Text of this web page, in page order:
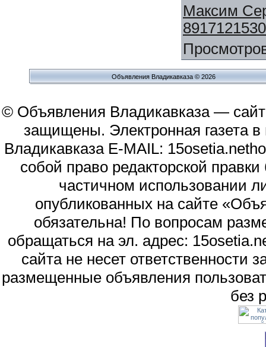
Максим
Объявления Владикавказа © 2026
© Объявления Владикавказа —
защищены. Электронная газета
Владикавказа E-MAIL:
собой право редакторской
частичном использовании
опубликованных на сайте
обязательна! По вопросам
обращаться на эл. адрес:
сайта не несет
размещенные объявления
без